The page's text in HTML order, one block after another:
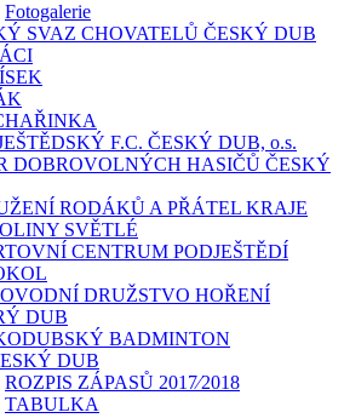
Fotogalerie
SVAZ CHOVATELŮ ČESKÝ DUB
F.C. ČESKÝ DUB, o.s.
DOBROVOLNÝCH HASIČŮ ČESKÝ
RODÁKŮ A PŘÁTEL KRAJE
SVĚTLÉ
CENTRUM PODJEŠTĚDÍ
DRUŽSTVO HOŘENÍ
DUB
BADMINTON
DUB
ROZPIS ZÁPASŮ 2017⁄2018
TABULKA